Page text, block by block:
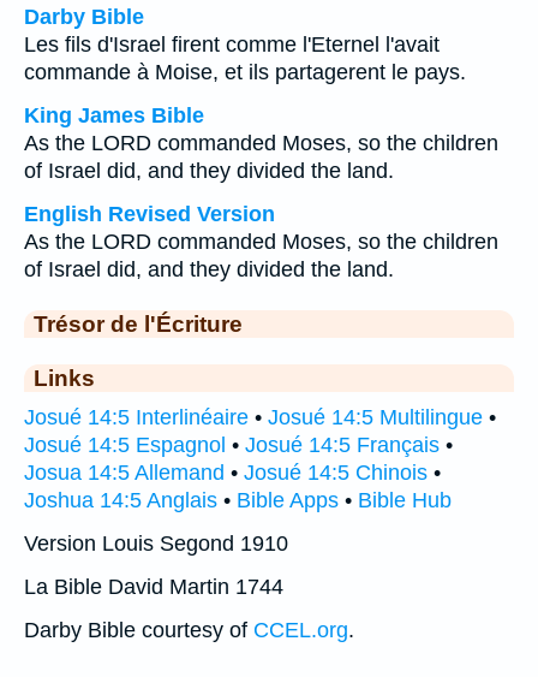
Darby Bible
Les fils d'Israel firent comme l'Eternel l'avait
commande à Moise, et ils partagerent le pays.
King James Bible
As the LORD commanded Moses, so the children
of Israel did, and they divided the land.
English Revised Version
As the LORD commanded Moses, so the children
of Israel did, and they divided the land.
Trésor de l'Écriture
Links
Josué 14:5 Interlinéaire • Josué 14:5 Multilingue •
Josué 14:5 Espagnol • Josué 14:5 Français •
Josua 14:5 Allemand • Josué 14:5 Chinois •
Joshua 14:5 Anglais • Bible Apps • Bible Hub
Version Louis Segond 1910
La Bible David Martin 1744
Darby Bible courtesy of CCEL.org.